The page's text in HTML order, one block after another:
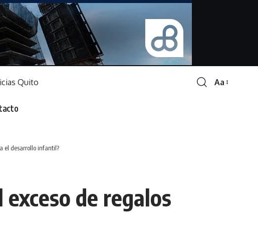
Font
Aa
el desarrollo infantil?
de regalos